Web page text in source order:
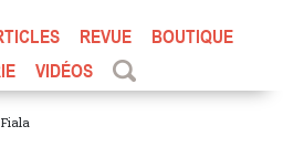
REVUE
BOUTIQUE
VIDÉOS